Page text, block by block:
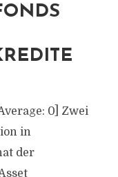
0] Zwei
in
der